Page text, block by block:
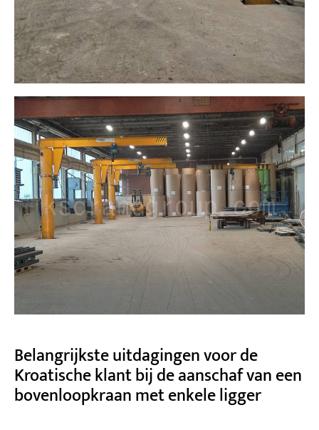
Belangrijkste uitdagingen voor de
Kroatische klant bij de aanschaf van een
bovenloopkraan met enkele ligger